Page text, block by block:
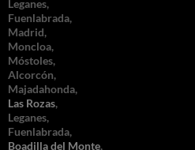
Leganes,
Fuenlabrada,
Madrid,
Moncloa,
Móstoles,
Alcorcón,
Majadahonda,
Las Rozas,
Leganes,
Fuenlabrada,
Boadilla del Monte,